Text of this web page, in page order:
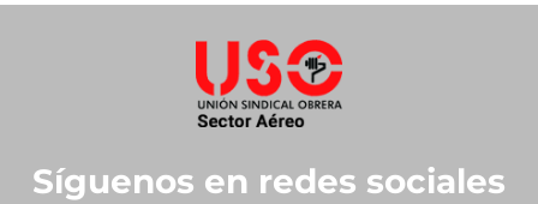
Síguenos en redes sociales